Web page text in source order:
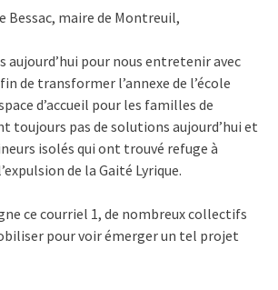
Bessac, maire de Montreuil,
aujourd’hui pour nous entretenir avec
de transformer l’annexe de l’école
d’accueil pour les familles de
toujours pas de solutions aujourd’hui et
isolés qui ont trouvé refuge à
de la Gaité Lyrique.
ce courriel 1, de nombreux collectifs
pour voir émerger un tel projet